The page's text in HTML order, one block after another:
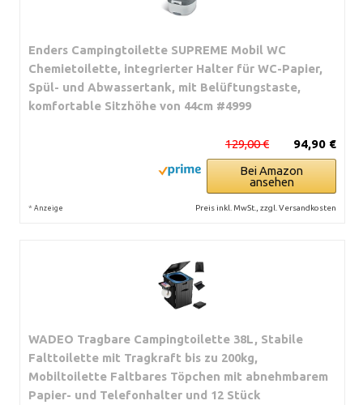
Enders Campingtoilette SUPREME Mobil WC
Chemietoilette, integrierter Halter für WC-Papier,
Spül- und Abwassertank, mit Belüftungstaste,
komfortable Sitzhöhe von 44cm #4999
94,90 €
129,00 €
Bei Amazon
ansehen
* Anzeige Preis inkl. MwSt., zzgl. Versandkosten
WADEO Tragbare Campingtoilette 38L, Stabile
Falttoilette mit Tragkraft bis zu 200kg,
Mobiltoilette Faltbares Töpchen mit abnehmbarem
Papier- und Telefonhalter und 12 Stück